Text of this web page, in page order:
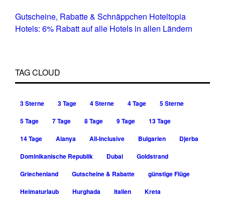
Gutscheine, Rabatte & Schnäppchen Hoteltopia
Hotels: 6% Rabatt auf alle Hotels in allen Ländern
TAG CLOUD
3 Sterne 3 Tage 4 Sterne 4 Tage
5 Sterne
5 Tage
7 Tage 8 Tage 9 Tage
13 Tage
14 Tage
Alanya All-Inclusive Bulgarien
Djerba
Dominikanische Republik
Dubai
Goldstrand
Griechenland
Gutscheine & Rabatte
günstige Flüge
Heimaturlaub
Hurghada Italien
Kreta